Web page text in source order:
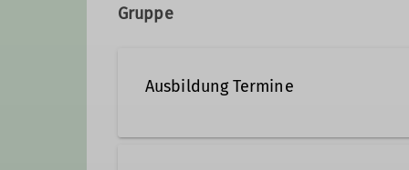
Gruppe
Ausbildung Termine